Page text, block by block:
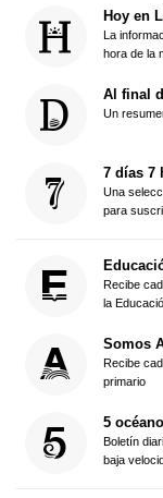
Hoy en
La
hora de la
Al final
Un
7 días 7
Una
para
Recibe
la
Somos
Recibe
primario
5
Boletín
baja